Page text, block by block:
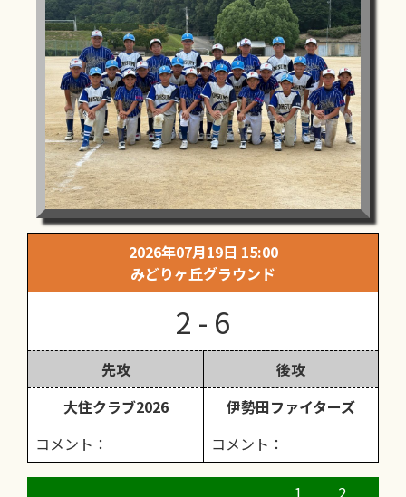
2026年07月19日 15:00
みどりヶ丘グラウンド
2 - 6
先攻
後攻
大住クラブ2026
伊勢田ファイターズ
コメント：
コメント：